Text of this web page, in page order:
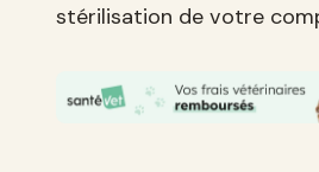
stérilisation de votre